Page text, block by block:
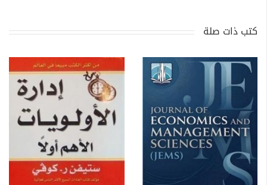
كتب ذات صلة